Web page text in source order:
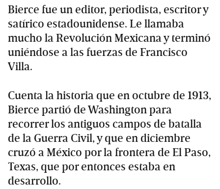
Bierce fue un editor, periodista, escritor y
satírico estadounidense. Le llamaba
mucho la Revolución Mexicana y terminó
uniéndose a las fuerzas de Francisco
Villa.
Cuenta la historia que en octubre de 1913,
Bierce partió de Washington para
recorrer los antiguos campos de batalla
de la Guerra Civil, y que en diciembre
cruzó a México por la frontera de El Paso,
Texas, que por entonces estaba en
desarrollo.